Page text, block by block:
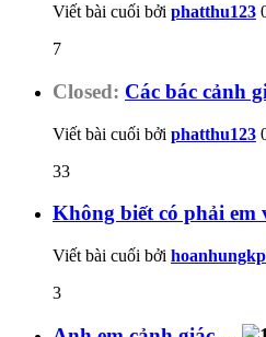
Viết bài cuối bởi phatthu123
7
Closed: Các bác cảnh
Viết bài cuối bởi phatthu123
33
Không biết có phải em
Viết bài cuối bởi hoanhungkp
3